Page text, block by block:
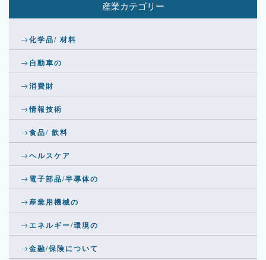
産業カテゴリー
化学品/ 材料
自動車の
消費財
情報技術
食品/ 飲料
ヘルスケア
電子部品/半導体の
産業用機械の
エネルギー/環境の
金融/保険について